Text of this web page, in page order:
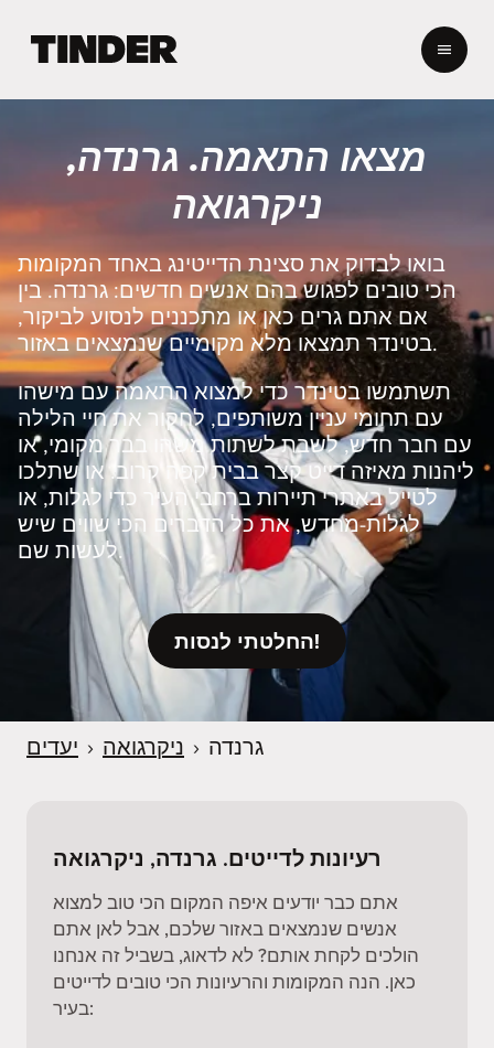
ת
ל
י
נ
ד
ר
מצאו התאמה. גרנדה,
ניקרגואה
בואו לבדוק את סצינת הדייטינג באחד המקומות
הכי טובים לפגוש בהם אנשים חדשים: גרנדה. בין
אם אתם גרים כאן או מתכננים לנסוע לביקור,
בטינדר תמצאו מלא מקומיים שנמצאים באזור.
תשתמשו בטינדר כדי למצוא התאמה עם מישהו
עם תחומי עניין משותפים, לחקור את חיי הלילה
עם חבר חדש, לשבת לשתות משהו בבר מקומי, או
ליהנות מאיזה דייט קצר בבית קפה קרוב. או שתלכו
לטייל באתרי תיירות ברחבי העיר כדי לגלות, או
לגלות‑מחדש, את כל הדברים הכי שווים שיש
לעשות שם.
החלטתי לנסות!
יעדים › ניקרגואה › גרנדה
רעיונות לדייטים. גרנדה, ניקרגואה
אתם כבר יודעים איפה המקום הכי טוב למצוא
אנשים שנמצאים באזור שלכם, אבל לאן אתם
הולכים לקחת אותם? לא לדאוג, בשביל זה אנחנו
כאן. הנה המקומות והרעיונות הכי טובים לדייטים
בעיר: